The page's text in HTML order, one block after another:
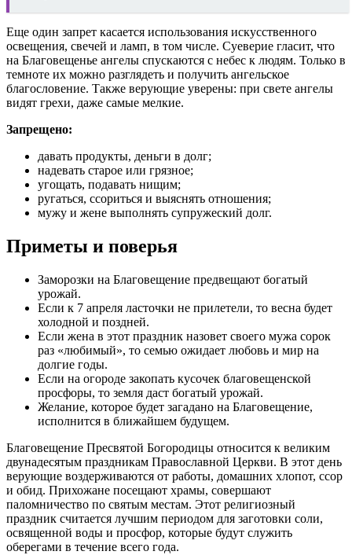
Еще один запрет касается использования искусственного
освещения, свечей и ламп, в том числе. Суеверие гласит, что
на Благовещенье ангелы спускаются с небес к людям. Только в
темноте их можно разглядеть и получить ангельское
благословение. Также верующие уверены: при свете ангелы
видят грехи, даже самые мелкие.
Запрещено:
давать продукты, деньги в долг;
надевать старое или грязное;
угощать, подавать нищим;
ругаться, ссориться и выяснять отношения;
мужу и жене выполнять супружеский долг.
Приметы и поверья
Заморозки на Благовещение предвещают богатый
урожай.
Если к 7 апреля ласточки не прилетели, то весна будет
холодной и поздней.
Если жена в этот праздник назовет своего мужа сорок
раз «любимый», то семью ожидает любовь и мир на
долгие годы.
Если на огороде закопать кусочек благовещенской
просфоры, то земля даст богатый урожай.
Желание, которое будет загадано на Благовещение,
исполнится в ближайшем будущем.
Благовещение Пресвятой Богородицы относится к великим
двунадесятым праздникам Православной Церкви. В этот день
верующие воздерживаются от работы, домашних хлопот, ссор
и обид. Прихожане посещают храмы, совершают
паломничество по святым местам. Этот религиозный
праздник считается лучшим периодом для заготовки соли,
освященной воды и просфор, которые будут служить
оберегами в течение всего года.